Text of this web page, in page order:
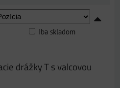
Iba skladom
drážky T s valcovou